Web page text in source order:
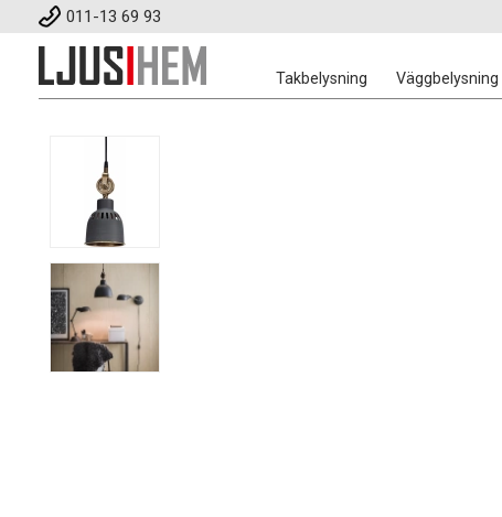
011-13 69 93
Takbelysning Väggbelysning